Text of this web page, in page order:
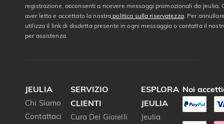
registrazione, acconsenti a ricevere messaggi promozionali da Jeulia.
aver letto e accettato la nostra politica sulla riservatezza. Per
utilizza il link di disdetta presente in ogni messaggio o contatta il
per assistenza.
JEULIA
Chi Siamo
Contattaci
SERVIZIO
CLIENTI
Cura Dei Gioielli
ESPLORA
JEULIA
Jeulia
Noi